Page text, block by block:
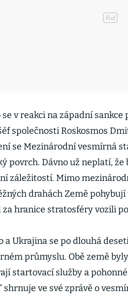
se v reakci na západní
společnosti Roskosmos
se Mezinárodní vesmírná
povrch. Dávno už neplatí,
záležitostí. Mimo
drahách Země
za hranice stratosféry vozili
a Ukrajina se po dlouhá
průmyslu. Obě země
startovací služby a
shrnuje ve své zprávě o